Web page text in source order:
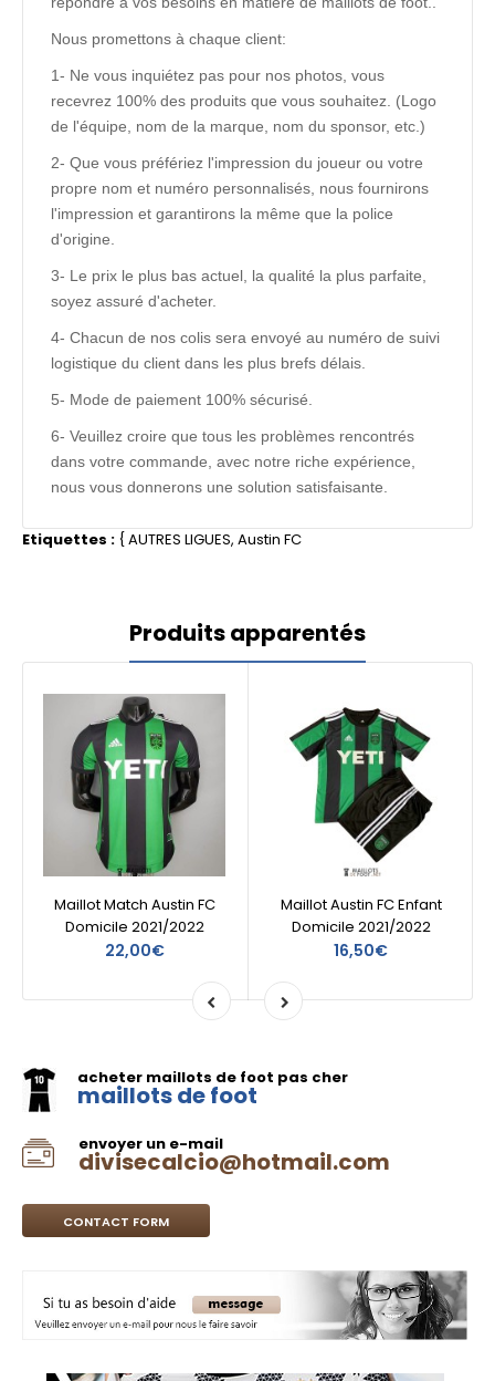
Nous promettons à chaque client:
1- Ne vous inquiétez pas pour nos photos, vous
recevrez 100% des produits que vous souhaitez. (Logo
de l'équipe, nom de la marque, nom du sponsor, etc.)
2- Que vous préfériez l'impression du joueur ou votre
propre nom et numéro personnalisés, nous fournirons
l'impression et garantirons la même que la police
d'origine.
3- Le prix le plus bas actuel, la qualité la plus parfaite,
soyez assuré d'acheter.
4- Chacun de nos colis sera envoyé au numéro de suivi
logistique du client dans les plus brefs délais.
5- Mode de paiement 100% sécurisé.
6- Veuillez croire que tous les problèmes rencontrés
dans votre commande, avec notre riche expérience,
nous vous donnerons une solution satisfaisante.
Etiquettes : {AUTRES LIGUES, Austin FC
Produits apparentés
Maillot Match Austin FC
Domicile 2021/2022
22,00€
Maillot Austin FC Enfant
Domicile 2021/2022
16,50€
acheter maillots de foot pas cher
maillots de foot
envoyer un e-mail
divisecalcio@hotmail.com
CONTACT FORM